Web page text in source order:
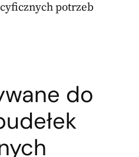
potrzeb
do